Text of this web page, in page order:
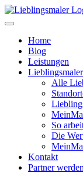
Home
Blog
Leistungen
Alle
So
Die
Kontakt
Partner werden